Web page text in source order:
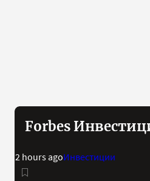
Forbes
2 hours agoИнвестиции